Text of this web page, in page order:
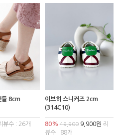
들 8cm
뷰수 : 26개
이브히 스니커즈 2cm
(314C10)
80% 49,9009,900원 리
뷰수 : 88개